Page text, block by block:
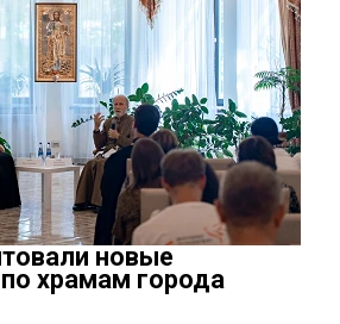
новые
храмам города